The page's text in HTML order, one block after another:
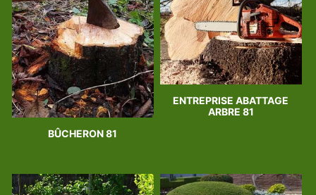
BÛCHERON 81
ENTREPRISE ABATTAGE
ARBRE 81